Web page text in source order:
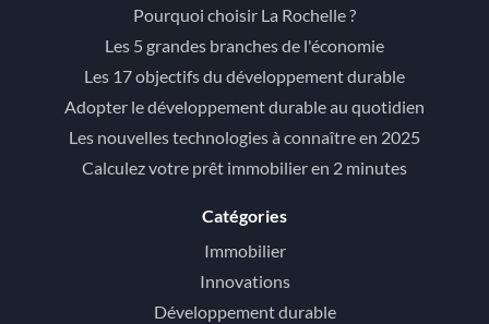
Pourquoi choisir La Rochelle ?
Les 5 grandes branches de l'économie
Les 17 objectifs du développement durable
Adopter le développement durable au quotidien
Les nouvelles technologies à connaître en 2025
Calculez votre prêt immobilier en 2 minutes
Catégories
Immobilier
Innovations
Développement durable